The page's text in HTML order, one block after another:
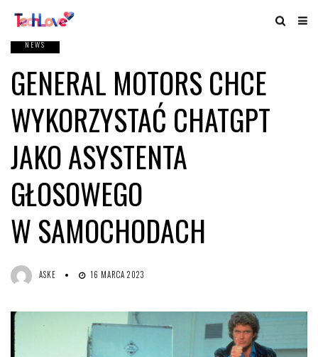
NEWS
GENERAL MOTORS CHCE
WYKORZYSTAĆ CHATGPT
JAKO ASYSTENTA
GŁOSOWEGO
W SAMOCHODACH
ASKE 16 MARCA 2023